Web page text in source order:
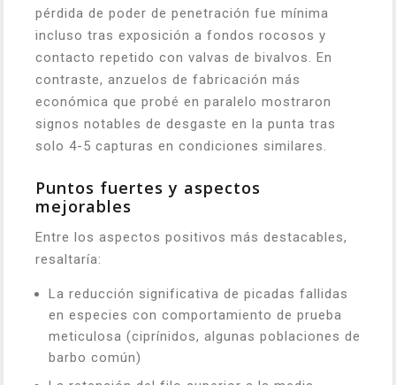
pérdida de poder de penetración fue mínima
incluso tras exposición a fondos rocosos y
contacto repetido con valvas de bivalvos. En
contraste, anzuelos de fabricación más
económica que probé en paralelo mostraron
signos notables de desgaste en la punta tras
solo 4-5 capturas en condiciones similares.
Puntos fuertes y aspectos
mejorables
Entre los aspectos positivos más destacables,
resaltaría:
La reducción significativa de picadas fallidas
en especies con comportamiento de prueba
meticulosa (ciprínidos, algunas poblaciones de
barbo común)